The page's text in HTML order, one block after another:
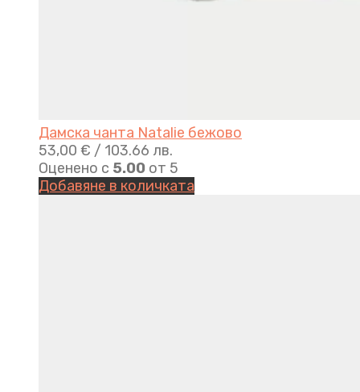
Дамска чанта Natalie бежово
53,00 € / 103.66 лв.
Оценено с 5.00 от 5
Добавяне в количката